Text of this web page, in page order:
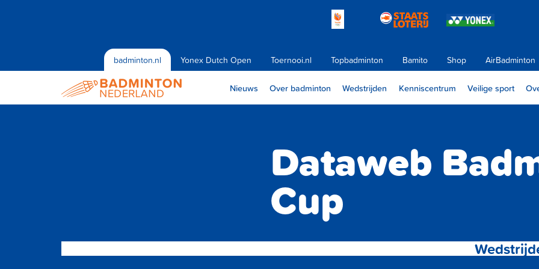
badminton.nl Yonex Dutch Open Toernooi.nl Topbadminton Bamito Shop AirBadminton
Nieuws Over badminton Wedstrijden Kenniscentrum Veilige sport
Dataweb
Cup